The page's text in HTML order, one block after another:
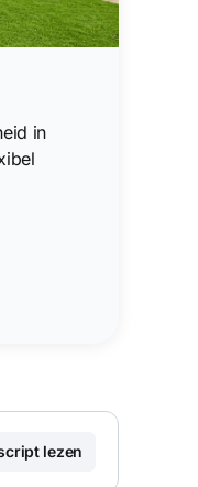
in
lezen